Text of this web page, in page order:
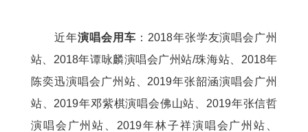
近年演唱会用车 ：2018年张学友演唱会广州
站、2018年谭咏麟演唱会广州站/珠海站、2018年
陈奕迅演唱会广州站、2019年张韶涵演唱会广州
站、2019年邓紫棋演唱会佛山站、2019年张信哲
演唱会广州站、2019年林子祥演唱会广州站、